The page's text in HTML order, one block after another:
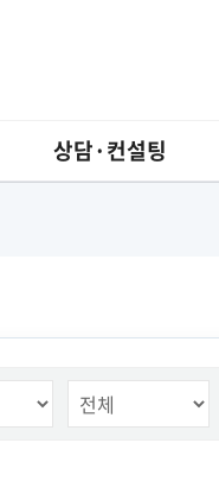
상담·컨설팅